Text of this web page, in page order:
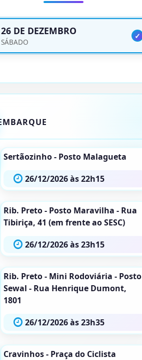
26 DE DEZEMBRO
SÁBADO
Sertãozinho - Posto Malagueta
26/12/2026 às 22h15
Rib. Preto - Posto Maravilha - Rua
Tibiriça, 41 (em frente ao SESC)
26/12/2026 às 23h15
Rib. Preto - Mini Rodoviária - Posto
Sewal - Rua Henrique Dumont,
1801
26/12/2026 às 23h35
Cravinhos - Praça do Ciclista